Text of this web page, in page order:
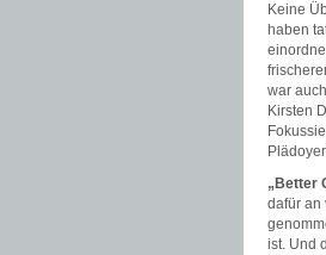
Keine
haben
war
Kirsten
„Better
dafür an
ist. Und